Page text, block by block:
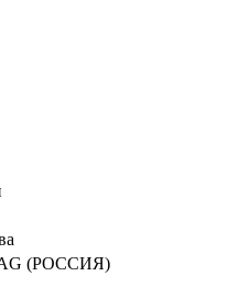
AG (РОССИЯ)